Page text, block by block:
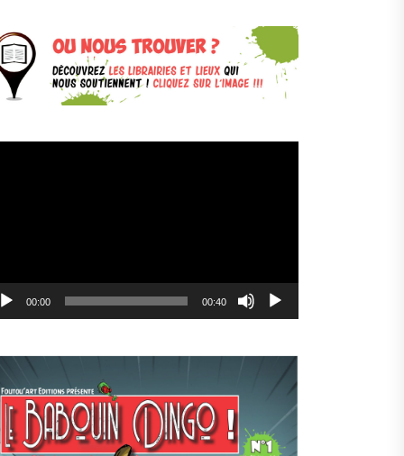
00:00 00:40